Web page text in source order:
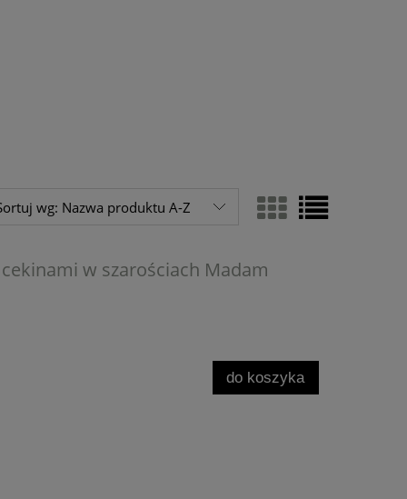
wg: Nazwa produktu A-Z
w szarościach Madam
do koszyka